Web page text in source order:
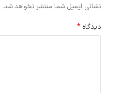
نشانی ایمیل شما منتشر نخواهد شد.
دیدگاه *